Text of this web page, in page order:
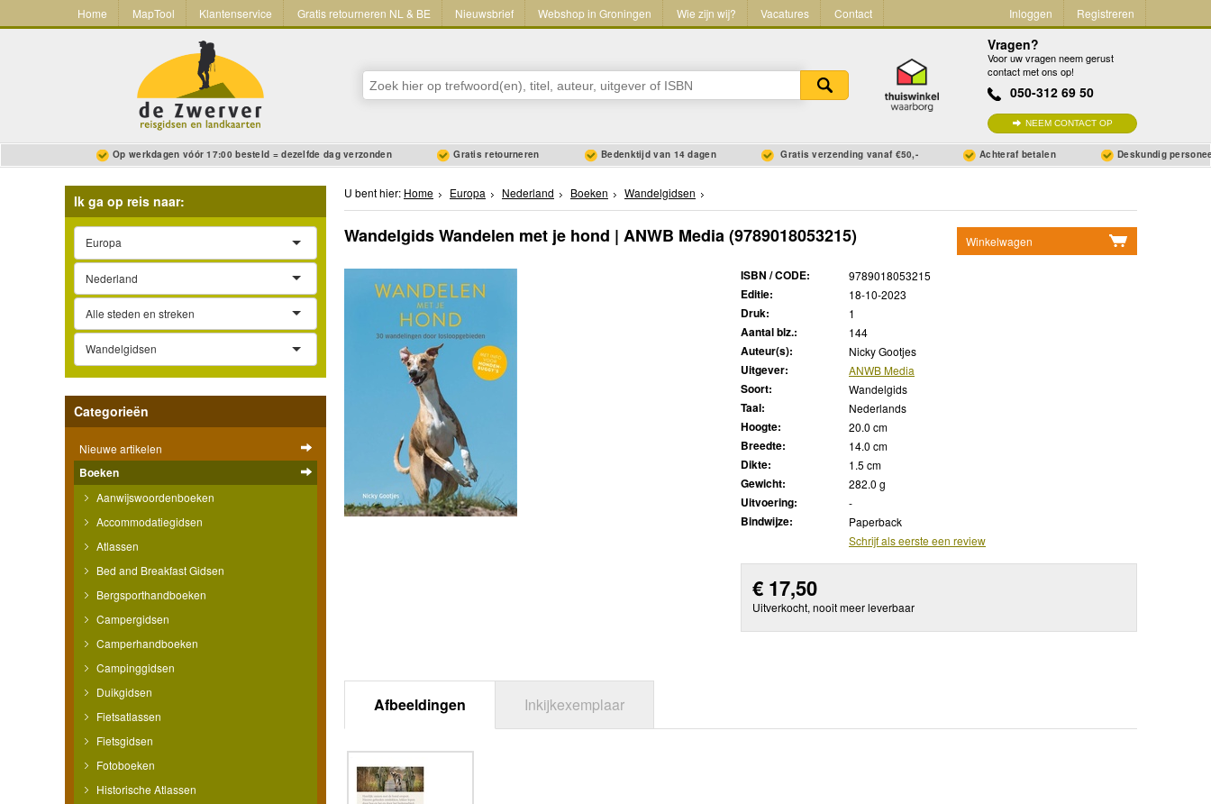
Home MapTool Klantenservice Gratis retourneren NL & BE Nieuwsbrief Webshop in Groningen Wie zijn wij? Vacatures Contact Inloggen Registreren
Vragen?
Voor uw vragen neem gerust
contact met ons op!
050-312 69 50
NEEM CONTACT OP
Op werkdagen vóór 17:00 besteld = dezelfde dag verzonden Gratis retourneren Bedenktijd van 14 dagen Gratis verzending vanaf €50,- Achteraf betalen Deskundig
Ik ga op reis naar:
Europa
Nederland
Alle steden en streken
Wandelgidsen
Categorieën
Nieuwe artikelen
Boeken
Aanwijswoordenboeken
Accommodatiegidsen
Atlassen
Bed and Breakfast Gidsen
Bergsporthandboeken
Campergidsen
Camperhandboeken
Campinggidsen
Duikgidsen
Fietsatlassen
Fietsgidsen
Fotoboeken
Historische Atlassen
U bent hier: Home Europa Nederland Boeken Wandelgidsen
Winkelwagen
Wandelgids Wandelen met je hond | ANWB Media(9789018053215)
ISBN / CODE: 9789018053215
Editie: 18-10-2023
Druk: 1
Aantal blz.: 144
Auteur(s): Nicky Gootjes
Uitgever: ANWB Media
Soort: Wandelgids
Taal: Nederlands
Hoogte: 20.0 cm
Breedte: 14.0 cm
Dikte: 1.5 cm
Gewicht: 282.0 g
Uitvoering: -
Bindwijze:
Paperback
Schrijf als eerste een review
€ 17,50
Uitverkocht, nooit meer leverbaar
Afbeeldingen Inkijkexemplaar